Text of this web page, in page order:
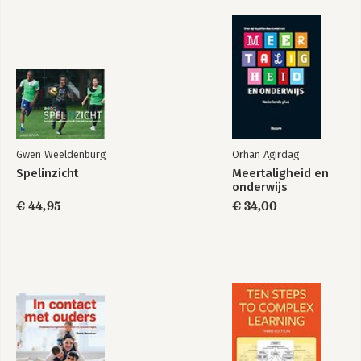
Gwen Weeldenburg
Spelinzicht
€ 44,95
Orhan Agirdag
Meertaligheid en
onderwijs
€ 34,00